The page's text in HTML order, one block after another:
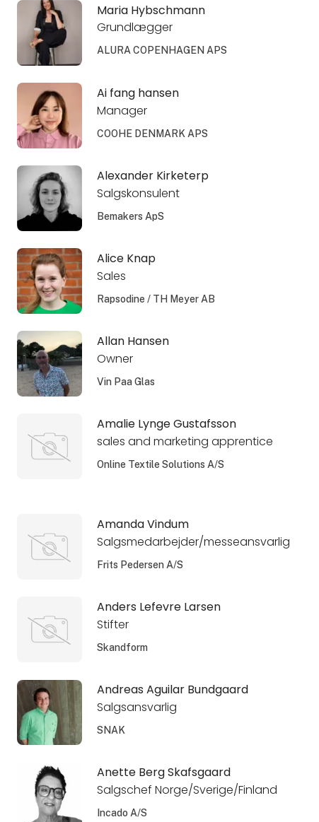
Maria Hybschmann
Grundlægger
ALURA COPENHAGEN APS
Ai fang hansen
Manager
COOHE DENMARK APS
Alexander Kirketerp
Salgskonsulent
Bemakers ApS
Alice Knap
Sales
Rapsodine / TH Meyer AB
Allan Hansen
Owner
Vin Paa Glas
Amalie Lynge Gustafsson
sales and marketing apprentice
Online Textile Solutions A/S
Amanda Vindum
Salgsmedarbejder/messeansvarlig
Frits Pedersen A/S
Anders Lefevre Larsen
Stifter
Skandform
Andreas Aguilar Bundgaard
Salgsansvarlig
SNAK
Anette Berg Skafsgaard
Salgschef Norge/Sverige/Finland
Incado A/S